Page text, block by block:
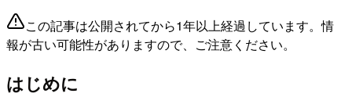
この記事は公開されてから1年以上経過しています。情
報が古い可能性がありますので、ご注意ください。
はじめに